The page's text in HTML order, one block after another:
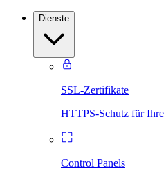
Dienste
SSL-Zertifikate
HTTPS-Schutz für Ihre
Control Panels